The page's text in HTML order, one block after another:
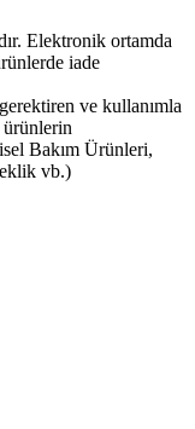
Elektronik ortamda
iade
ve kullanımla
ürünlerin
Bakım Ürünleri,
vb.)